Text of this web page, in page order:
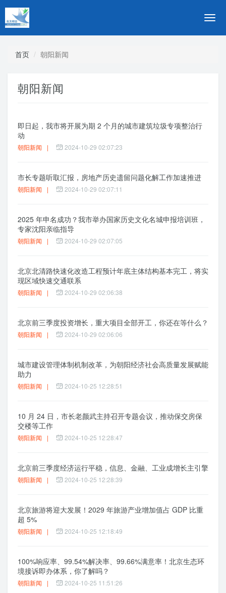
切
导
首页 朝阳新闻
朝阳新闻
即日起，我市将开展为期 2 个月的城市建筑垃圾专项整治行
动
朝阳新闻 | 2024-10-29 02:07:23
市长专题听取汇报，房地产历史遗留问题化解工作加速推进
朝阳新闻 | 2024-10-29 02:07:11
2025 年申名成功？我市举办国家历史文化名城申报培训班，
专家沈阳亲临指导
朝阳新闻 | 2024-10-29 02:07:05
北京北清路快速化改造工程预计年底主体结构基本完工，将实
现区域快速交通联系
朝阳新闻 | 2024-10-29 02:06:38
北京前三季度投资增长，重大项目全部开工，你还在等什么？
朝阳新闻 | 2024-10-29 02:06:06
城市建设管理体制机制改革，为朝阳经济社会高质量发展赋能
助力
朝阳新闻 | 2024-10-25 12:28:51
10 月 24 日，市长老颜武主持召开专题会议，推动保交房保
交楼等工作
朝阳新闻 | 2024-10-25 12:28:47
北京前三季度经济运行平稳，信息、金融、工业成增长主引擎
朝阳新闻 | 2024-10-25 12:28:39
北京旅游将迎大发展！2029 年旅游产业增加值占 GDP 比重
超 5%
朝阳新闻 | 2024-10-25 12:18:49
100%响应率、99.54%解决率、99.66%满意率！北京生态环
境接诉即办体系，你了解吗？
朝阳新闻 | 2024-10-25 11:51:26